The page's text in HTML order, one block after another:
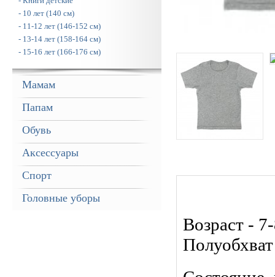
- 10 лет (140 см)
- 11-12 лет (146-152 см)
- 13-14 лет (158-164 см)
- 15-16 лет (166-176 см)
Мамам
Папам
Обувь
Аксессуары
Спорт
Головные уборы
Возраст -